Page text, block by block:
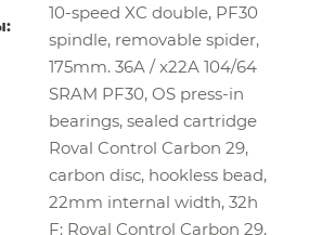
10-speed XC double, PF30
spindle, removable spider,
175mm. 36A / x22A 104/64
SRAM PF30, OS press-in
bearings, sealed cartridge
Roval Control Carbon 29,
carbon disc, hookless bead,
22mm internal width, 32h
F: Roval Control Carbon 29,